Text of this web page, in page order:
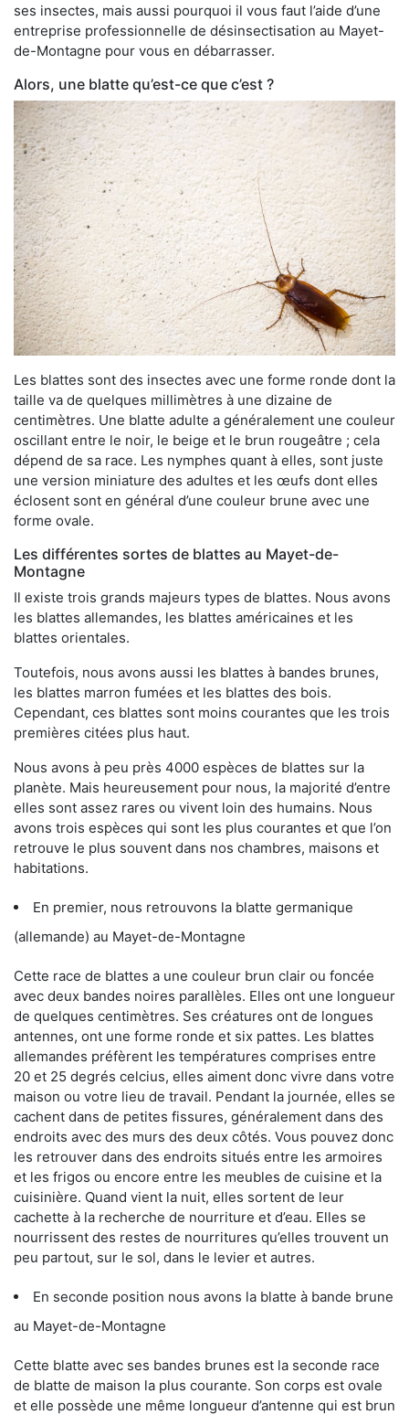
ses insectes, mais aussi pourquoi il vous faut l’aide d’une
entreprise professionnelle de désinsectisation au Mayet-
de-Montagne pour vous en débarrasser.
Alors, une blatte qu’est-ce que c’est ?
Les blattes sont des insectes avec une forme ronde dont la
taille va de quelques millimètres à une dizaine de
centimètres. Une blatte adulte a généralement une couleur
oscillant entre le noir, le beige et le brun rougeâtre ; cela
dépend de sa race. Les nymphes quant à elles, sont juste
une version miniature des adultes et les œufs dont elles
éclosent sont en général d’une couleur brune avec une
forme ovale.
Les différentes sortes de blattes au Mayet-de-
Montagne
Il existe trois grands majeurs types de blattes. Nous avons
les blattes allemandes, les blattes américaines et les
blattes orientales.
Toutefois, nous avons aussi les blattes à bandes brunes,
les blattes marron fumées et les blattes des bois.
Cependant, ces blattes sont moins courantes que les trois
premières citées plus haut.
Nous avons à peu près 4000 espèces de blattes sur la
planète. Mais heureusement pour nous, la majorité d’entre
elles sont assez rares ou vivent loin des humains. Nous
avons trois espèces qui sont les plus courantes et que l’on
retrouve le plus souvent dans nos chambres, maisons et
habitations.
En premier, nous retrouvons la blatte germanique
(allemande) au Mayet-de-Montagne
Cette race de blattes a une couleur brun clair ou foncée
avec deux bandes noires parallèles. Elles ont une longueur
de quelques centimètres. Ses créatures ont de longues
antennes, ont une forme ronde et six pattes. Les blattes
allemandes préfèrent les températures comprises entre
20 et 25 degrés celcius, elles aiment donc vivre dans votre
maison ou votre lieu de travail. Pendant la journée, elles se
cachent dans de petites fissures, généralement dans des
endroits avec des murs des deux côtés. Vous pouvez donc
les retrouver dans des endroits situés entre les armoires
et les frigos ou encore entre les meubles de cuisine et la
cuisinière. Quand vient la nuit, elles sortent de leur
cachette à la recherche de nourriture et d’eau. Elles se
nourrissent des restes de nourritures qu’elles trouvent un
peu partout, sur le sol, dans le levier et autres.
En seconde position nous avons la blatte à bande brune
au Mayet-de-Montagne
Cette blatte avec ses bandes brunes est la seconde race
de blatte de maison la plus courante. Son corps est ovale
et elle possède une même longueur d’antenne qui est brun